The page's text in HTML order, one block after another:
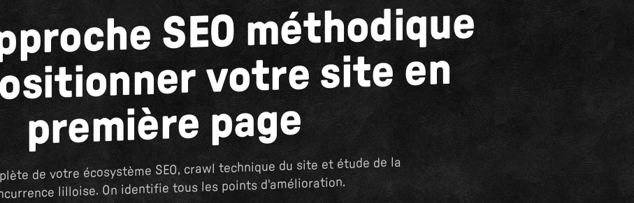
SEO méthodique
votre site en
première page
de votre écosystème SEO, crawl technique du site et étude de la
lilloise. On identifie tous les points d'amélioration.